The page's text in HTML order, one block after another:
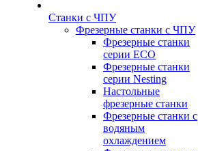
Станки с ЧПУ
Фрезерные станки с ЧПУ
Фрезерные станки
серии ECO
Фрезерные станки
серии Nesting
Настольные
фрезерные станки
Фрезерные станки с
водяным
охлаждением